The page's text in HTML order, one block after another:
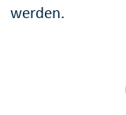
werden.